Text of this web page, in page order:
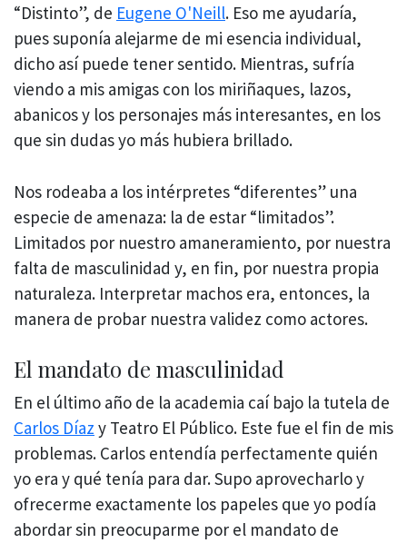
“Distinto”, de Eugene O'Neill. Eso me ayudaría,
pues suponía alejarme de mi esencia individual,
dicho así puede tener sentido. Mientras, sufría
viendo a mis amigas con los miriñaques, lazos,
abanicos y los personajes más interesantes, en los
que sin dudas yo más hubiera brillado.
Nos rodeaba a los intérpretes “diferentes” una
especie de amenaza: la de estar “limitados”.
Limitados por nuestro amaneramiento, por nuestra
falta de masculinidad y, en fin, por nuestra propia
naturaleza. Interpretar machos era, entonces, la
manera de probar nuestra validez como actores.
El mandato de masculinidad
En el último año de la academia caí bajo la tutela de
Carlos Díaz y Teatro El Público. Este fue el fin de mis
problemas. Carlos entendía perfectamente quién
yo era y qué tenía para dar. Supo aprovecharlo y
ofrecerme exactamente los papeles que yo podía
abordar sin preocuparme por el mandato de